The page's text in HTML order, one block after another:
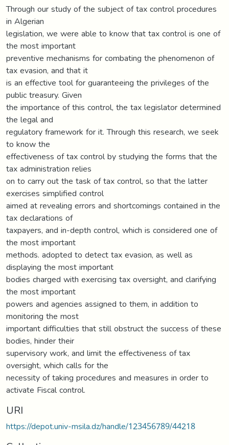
Through our study of the subject of tax control procedures
in Algerian
legislation, we were able to know that tax control is one of
the most important
preventive mechanisms for combating the phenomenon of
tax evasion, and that it
is an effective tool for guaranteeing the privileges of the
public treasury. Given
the importance of this control, the tax legislator determined
the legal and
regulatory framework for it. Through this research, we seek
to know the
effectiveness of tax control by studying the forms that the
tax administration relies
on to carry out the task of tax control, so that the latter
exercises simplified control
aimed at revealing errors and shortcomings contained in the
tax declarations of
taxpayers, and in-depth control, which is considered one of
the most important
methods. adopted to detect tax evasion, as well as
displaying the most important
bodies charged with exercising tax oversight, and clarifying
the most important
powers and agencies assigned to them, in addition to
monitoring the most
important difficulties that still obstruct the success of these
bodies, hinder their
supervisory work, and limit the effectiveness of tax
oversight, which calls for the
necessity of taking procedures and measures in order to
activate Fiscal control.
URI
https://depot.univ-msila.dz/handle/123456789/44218